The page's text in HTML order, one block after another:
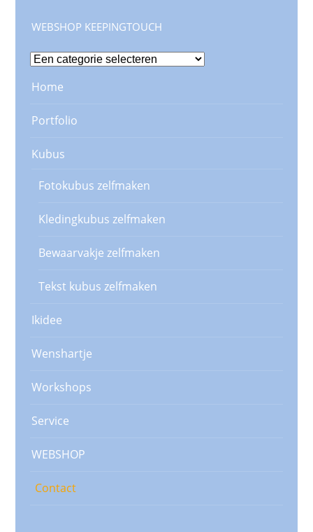
WEBSHOP KEEPINGTOUCH
Home
Portfolio
Kubus
Fotokubus zelfmaken
Kledingkubus zelfmaken
Bewaarvakje zelfmaken
Tekst kubus zelfmaken
Ikidee
Wenshartje
Workshops
Service
WEBSHOP
Contact